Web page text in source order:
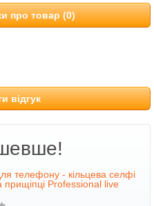
про товар (0)
відгук
телефону - кільцева селфі
Professional live